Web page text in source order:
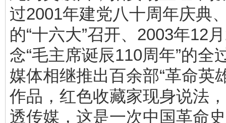
过2001年建党八十周年庆典
的“十六大”召开、2003年12
念“毛主席诞辰110周年”的全
媒体相继推出百余部“革命英
作品，红色收藏家现身说法
透传媒，这是一次中国革命